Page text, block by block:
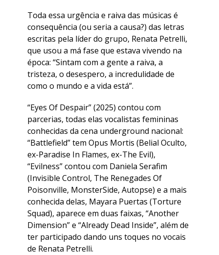
Toda essa urgência e raiva das músicas é
consequência (ou seria a causa?) das letras
escritas pela líder do grupo, Renata Petrelli,
que usou a má fase que estava vivendo na
época: “Sintam com a gente a raiva, a
tristeza, o desespero, a incredulidade de
como o mundo e a vida está”.
“Eyes Of Despair” (2025) contou com
parcerias, todas elas vocalistas femininas
conhecidas da cena underground nacional:
“Battlefield” tem Opus Mortis (Belial Oculto,
ex-Paradise In Flames, ex-The Evil),
“Evilness” contou com Daniela Serafim
(Invisible Control, The Renegades Of
Poisonville, MonsterSide, Autopse) e a mais
conhecida delas, Mayara Puertas (Torture
Squad), aparece em duas faixas, “Another
Dimension” e “Already Dead Inside”, além de
ter participado dando uns toques no vocais
de Renata Petrelli.